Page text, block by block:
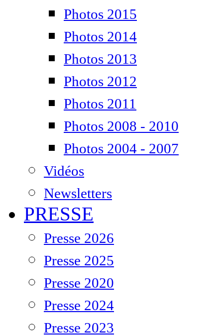
Photos 2015
Photos 2014
Photos 2013
Photos 2012
Photos 2011
Photos 2008 - 2010
Photos 2004 - 2007
Vidéos
Newsletters
PRESSE
Presse 2026
Presse 2025
Presse 2020
Presse 2024
Presse 2023